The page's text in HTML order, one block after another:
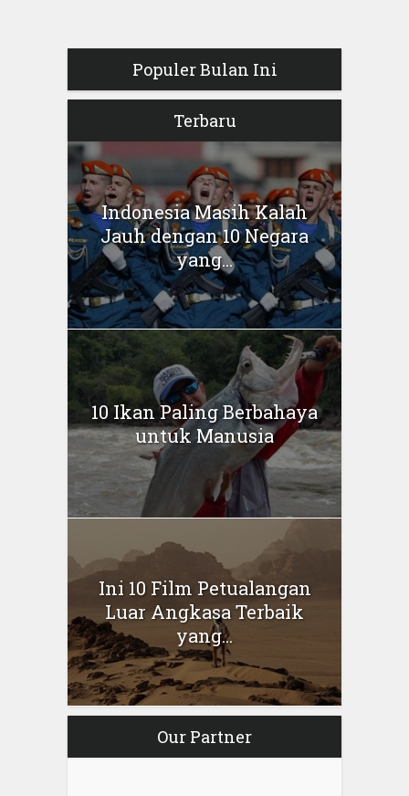
Populer Bulan Ini
Terbaru
Indonesia Masih Kalah
Jauh dengan 10 Negara
yang...
10 Ikan Paling Berbahaya
untuk Manusia
Ini 10 Film Petualangan
Luar Angkasa Terbaik
yang...
Our Partner